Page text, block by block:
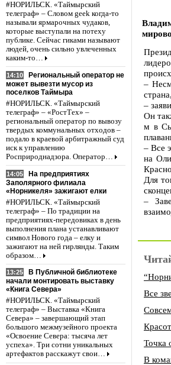
#НОРИЛЬСК. «Таймырский
телеграф» – Словом geek когда-то
называли ярмарочных чудаков,
которые выступали на потеху
публике. Сейчас гиками называют
людей, очень сильно увлеченных
каким-то…
14:10
Региональный оператор не
может вывезти мусор из
поселков Таймыра
#НОРИЛЬСК. «Таймырский
телеграф» – «РостТех» –
региональный оператор по вывозу
твердых коммунальных отходов –
подало в краевой арбитражный суд
иск к управлению
Росприроднадзора. Оператор…
14:05
На предприятиях
Заполярного филиала
«Норникеля» зажигают елки
#НОРИЛЬСК. «Таймырский
телеграф» – По традиции на
предприятиях-передовиках в день
выполнения плана устанавливают
символ Нового года – елку и
зажигают на ней гирлянды. Таким
образом…
13:25
В Публичной библиотеке
начали монтировать выставку
«Книга Севера»
#НОРИЛЬСК. «Таймырский
телеграф» – Выставка «Книга
Севера» – завершающий этап
большого межмузейного проекта
«Освоение Севера: тысяча лет
успеха». Три сотни уникальных
артефактов расскажут свои…
–
–
Он
м в
– Все
на
Для
–
Все
Точка
В